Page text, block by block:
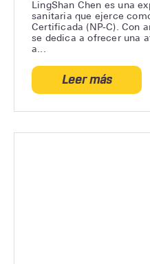
LingShan Chen es una
sanitaria que ejerce
Certificada (NP-C). Con
se dedica a ofrecer una
a...
Leer más
acerca
LingShan
Chen